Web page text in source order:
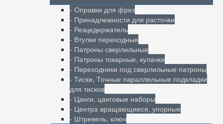
- Оправки для фрез
- Принадлежности для расточки
- Резцедержатель
- Втулки переходные
- Патроны сверлильные
- Патроны токарные, кулачки
- Переходники под сверлильные патроны
- Тиски, Точные параллельные подкладки
для тисков
- Цанги, цанговые наборы
- Центра вращающиеся, упорные
- Штревель, ключ